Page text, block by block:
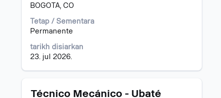
BOGOTA, CO
Tetap / Sementara
Permanente
tarikh disiarkan
23. jul 2026.
melihat
kandungan
bagi
maklumat
kerja.
Jawatan
Técnico Mecánico - Ubaté
Pilih